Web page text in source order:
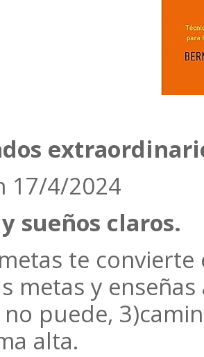
17/4/2024
sueños claros.
te
metas y
puede,
alta.